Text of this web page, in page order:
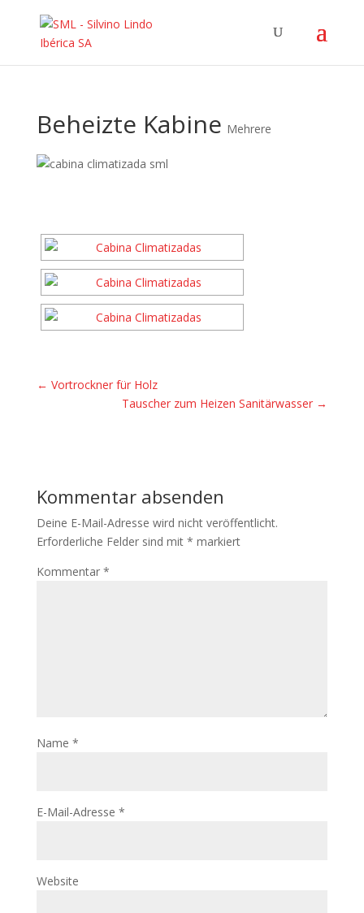
Beheizte Kabine Mehrere
← Vortrockner für Holz
Tauscher zum Heizen Sanitärwasser →
Kommentar absenden
Deine E-Mail-Adresse wird nicht veröffentlicht.
Erforderliche Felder sind mit * markiert
Kommentar *
Name *
E-Mail-Adresse *
Website